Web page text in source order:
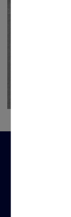
Clean-
CGV Clean-